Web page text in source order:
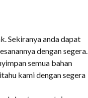
Sekiranya anda dapat
dengan segera.
semua bahan
kami dengan segera